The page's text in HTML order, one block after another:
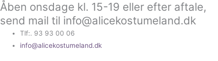
Gå
til
indholdet
Åben onsdage kl. 15-19 eller efter aftale,
send mail til info@alicekostumeland.dk
Tlf:. 93 93 00 06
info@alicekostumeland.dk